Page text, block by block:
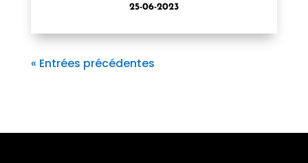
25-06-2023
« Entrées précédentes